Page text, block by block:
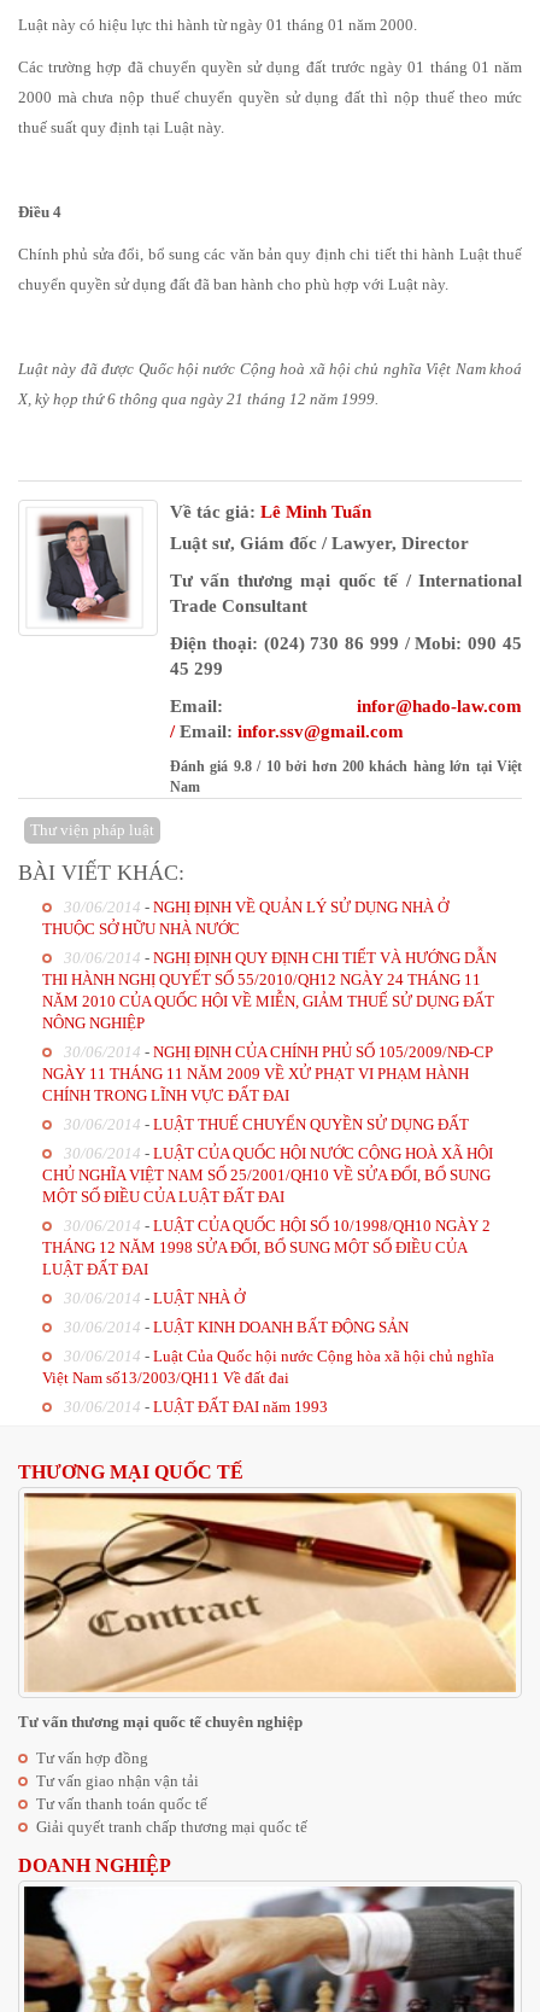
Luật này có hiệu lực thi hành từ ngày 01 tháng 01 năm 2000.
Các trường hợp đã chuyển quyền sử dụng đất trước ngày 01 tháng 01 năm
2000 mà chưa nộp thuế chuyển quyền sử dụng đất thì nộp thuế theo mức
thuế suất quy định tại Luật này.
Điều 4
Chính phủ sửa đổi, bổ sung các văn bản quy định chi tiết thi hành Luật thuế
chuyển quyền sử dụng đất đã ban hành cho phù hợp với Luật này.
Luật này đã được Quốc hội nước Cộng hoà xã hội chủ nghĩa Việt Nam khoá
X, kỳ họp thứ 6 thông qua ngày 21 tháng 12 năm 1999.
Về tác giả: Lê Minh Tuấn
Luật sư, Giám đốc / Lawyer, Director
Tư vấn thương mại quốc tế / International
Trade Consultant
Điện thoại: (024) 730 86 999 / Mobi: 090 45
45 299
Email: infor@hado-law.com
/Email: infor.ssv@gmail.com
Đánh giá 9.8/ 10 bởi hơn 200 khách hàng lớn tại Việt
Nam
Thư viện pháp luật
BÀI VIẾT KHÁC:
30/06/2014 - NGHỊ ĐỊNH VỀ QUẢN LÝ SỬ DỤNG NHÀ Ở
THUỘC SỞ HỮU NHÀ NƯỚC
30/06/2014 - NGHỊ ĐỊNH QUY ĐỊNH CHI TIẾT VÀ HƯỚNG DẪN
THI HÀNH NGHỊ QUYẾT SỐ 55/2010/QH12 NGÀY 24 THÁNG 11
NĂM 2010 CỦA QUỐC HỘI VỀ MIỄN, GIẢM THUẾ SỬ DỤNG ĐẤT
NÔNG NGHIỆP
30/06/2014 - NGHỊ ĐỊNH CỦA CHÍNH PHỦ SỐ 105/2009/NĐ-CP
NGÀY 11 THÁNG 11 NĂM 2009 VỀ XỬ PHẠT VI PHẠM HÀNH
CHÍNH TRONG LĨNH VỰC ĐẤT ĐAI
30/06/2014 - LUẬT THUẾ CHUYỂN QUYỀN SỬ DỤNG ĐẤT
30/06/2014 - LUẬT CỦA QUỐC HỘI NƯỚC CỘNG HOÀ XÃ HỘI
CHỦ NGHĨA VIỆT NAM SỐ 25/2001/QH10 VỀ SỬA ĐỔI, BỔ SUNG
MỘT SỐ ĐIỀU CỦA LUẬT ĐẤT ĐAI
30/06/2014 - LUẬT CỦA QUỐC HỘI SỐ 10/1998/QH10 NGÀY 2
THÁNG 12 NĂM 1998 SỬA ĐỔI, BỔ SUNG MỘT SỐ ĐIỀU CỦA
LUẬT ĐẤT ĐAI
30/06/2014 - LUẬT NHÀ Ở
30/06/2014 - LUẬT KINH DOANH BẤT ĐỘNG SẢN
30/06/2014 - Luật Của Quốc hội nước Cộng hòa xã hội chủ nghĩa
Việt Nam số13/2003/QH11 Về đất đai
30/06/2014 - LUẬT ĐẤT ĐAI năm 1993
THƯƠNG MẠI QUỐC TẾ
Tư vấn thương mại quốc tế chuyên nghiệp
Tư vấn hợp đồng
Tư vấn giao nhận vận tải
Tư vấn thanh toán quốc tế
Giải quyết tranh chấp thương mại quốc tế
DOANH NGHIỆP